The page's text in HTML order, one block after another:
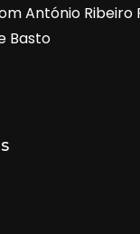
António Ribeiro
Basto